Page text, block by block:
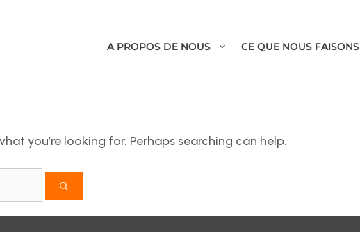
A PROPOS DE NOUS CE QUE NOUS FAISONS
you’re looking for. Perhaps searching can help.